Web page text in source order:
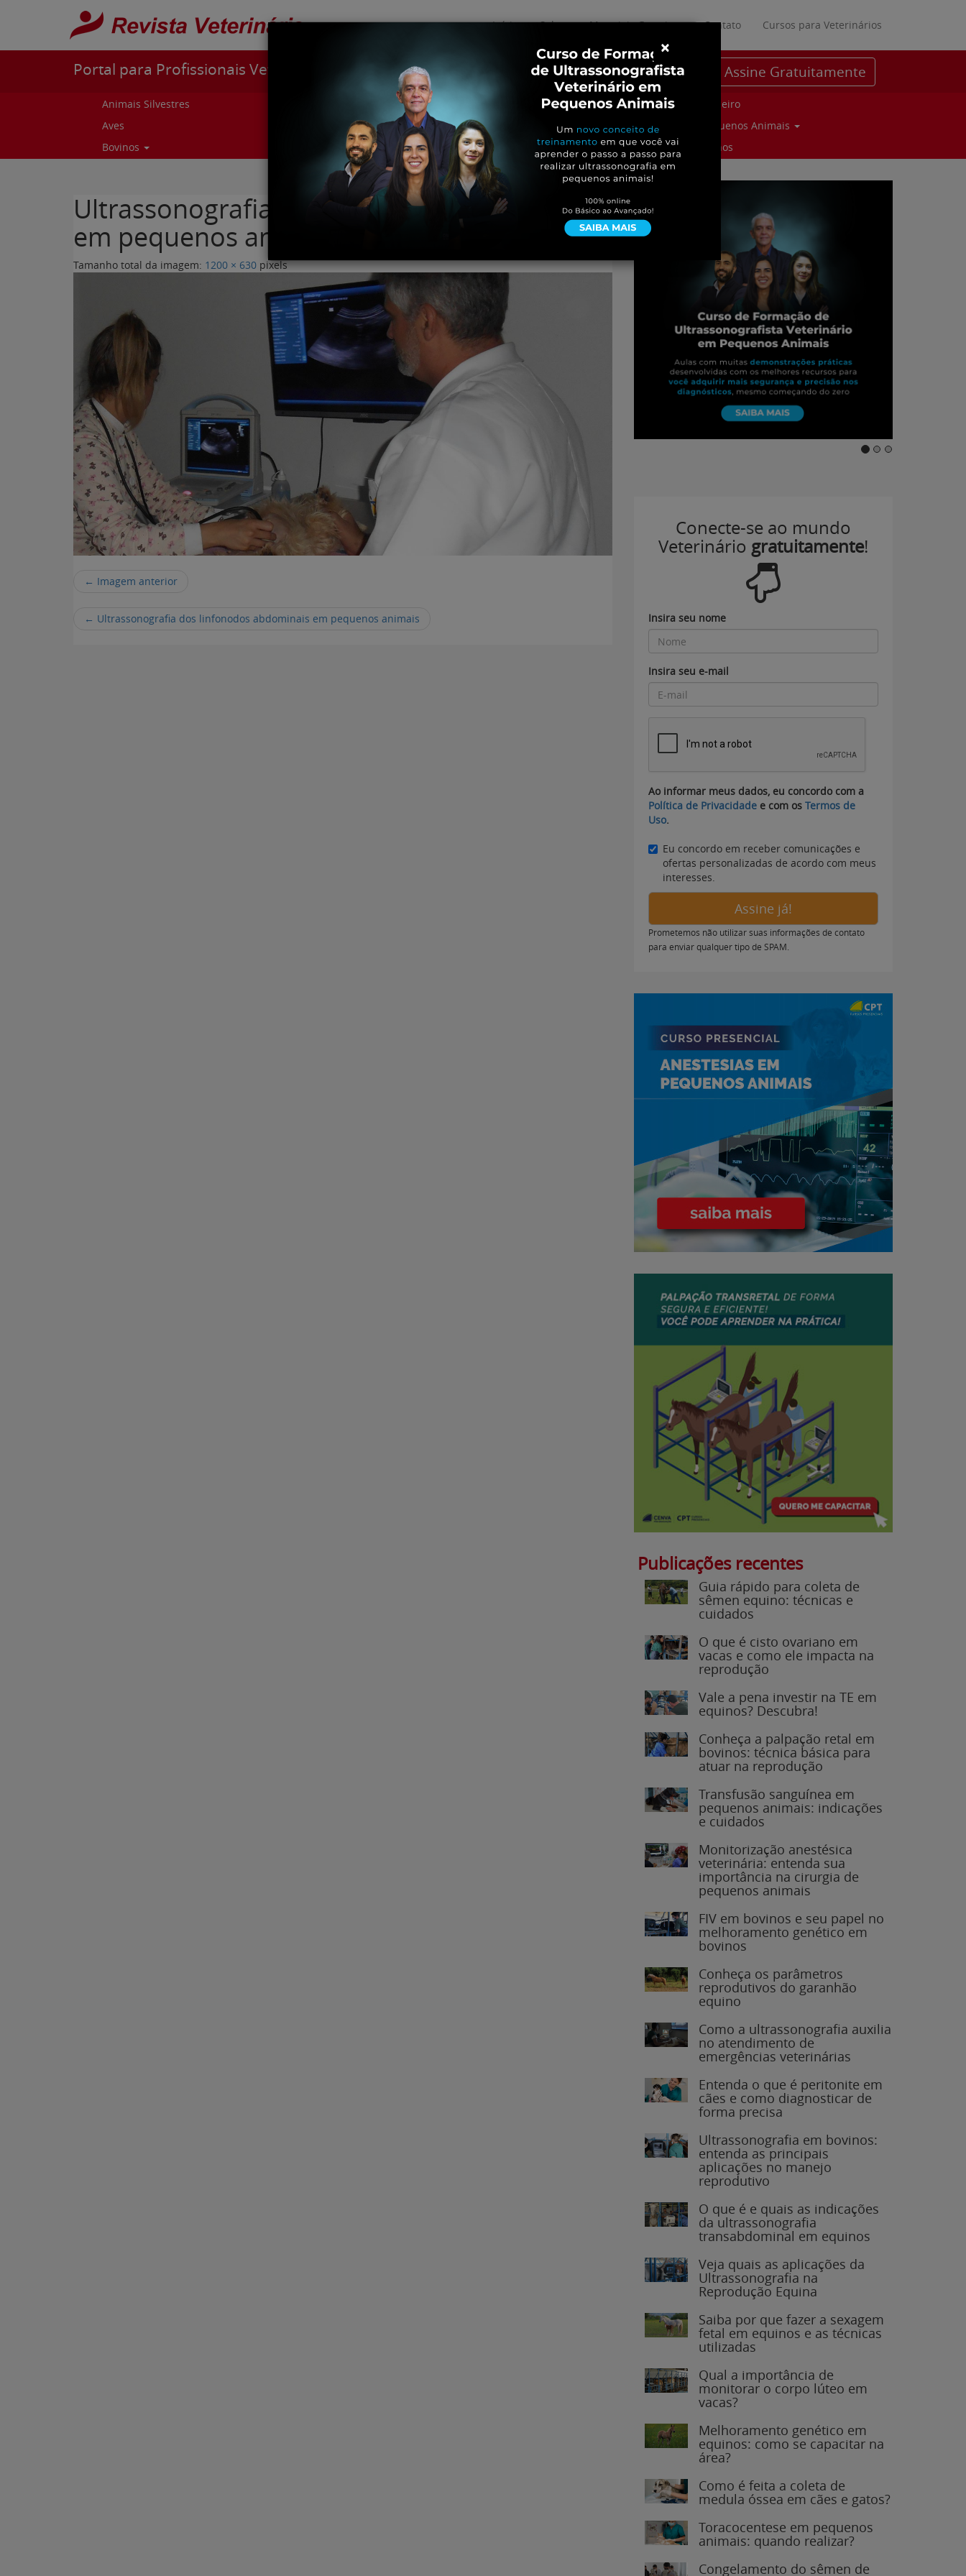
Pular para o conteúdo
Início Sobre Materiais Gratuitos Contato Cursos para Veterinários
Portal para Profissionais Veterinários Assine Gratuitamente
Animais Silvestres
Aves
Bovinos
Curiosidades
Cursos e Eventos
Entrevistas
Genética e Tecnologia
Parceiro
Pequenos Animais
Suinos
Ultrassonografia dos linfonodos abdominais
em pequenos animais – facebook
Tamanho total da imagem: 1200 × 630 pixels
← Imagem anterior
← Ultrassonografia dos linfonodos abdominais em pequenos animais
Conecte-se ao mundo
Veterinário gratuitamente!
Insira seu nome
Insira seu e-mail
Ao informar meus dados, eu concordo com a
Política de Privacidade e com os Termos de
Uso.
Eu concordo em receber comunicações e
ofertas personalizadas de acordo com meus
interesses.
Assine já!
Prometemos não utilizar suas informações de contato
para enviar qualquer tipo de SPAM.
Publicações recentes
Guia rápido para coleta de
sêmen equino: técnicas e
cuidados
O que é cisto ovariano em
vacas e como ele impacta na
reprodução
Vale a pena investir na TE em
equinos? Descubra!
Conheça a palpação retal em
bovinos: técnica básica para
atuar na reprodução
Transfusão sanguínea em
pequenos animais: indicações
e cuidados
Monitorização anestésica
veterinária: entenda sua
importância na cirurgia de
pequenos animais
FIV em bovinos e seu papel no
melhoramento genético em
bovinos
Conheça os parâmetros
reprodutivos do garanhão
equino
Como a ultrassonografia auxilia
no atendimento de
emergências veterinárias
Entenda o que é peritonite em
cães e como diagnosticar de
forma precisa
Ultrassonografia em bovinos:
entenda as principais
aplicações no manejo
reprodutivo
O que é e quais as indicações
da ultrassonografia
transabdominal em equinos
Veja quais as aplicações da
Ultrassonografia na
Reprodução Equina
Saiba por que fazer a sexagem
fetal em equinos e as técnicas
utilizadas
Qual a importância de
monitorar o corpo lúteo em
vacas?
Melhoramento genético em
equinos: como se capacitar na
área?
Como é feita a coleta de
medula óssea em cães e gatos?
Toracocentese em pequenos
animais: quando realizar?
Congelamento do sêmen de
×